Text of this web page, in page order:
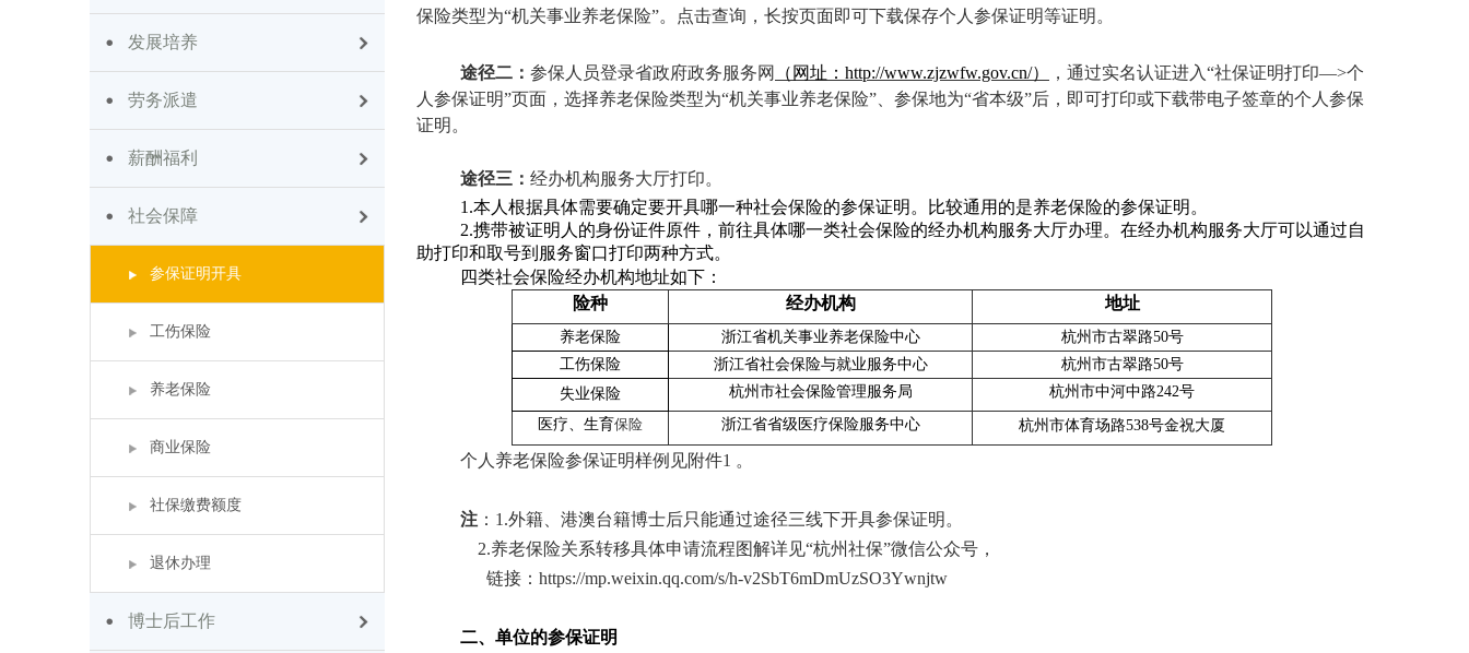
发展培养
劳务派遣
薪酬福利
社会保障
参保证明开具
工伤保险
养老保险
商业保险
社保缴费额度
退休办理
博士后工作
保险类型为“机关事业养老保险”。点击查询，长按页面即可下载保存个人参保证明等证明。
途径二： 参保人员登录省政府政务服务网 （ 网址： http://www.zjzwfw.gov.cn/） ，通过实名认证进入“社保证明打印—>个
人参保证明”页面， 选择养老保险类型为“机关事业养老保险”、参保地为“省本级”后 ，即可打印或下载带电子签章的个人参保
证明。
途径三： 经办机构服务大厅打印。
1.本人根据具体需要确定要开具哪一种社会保险的参保证明。比较通用的是养老保险的参保证明。
2.携带被证明人的身份证件原件，前往具体哪一类社会保险的经办机构服务大厅办理。在经办机构服务大厅可以通过自
助打印和取号到服务窗口打印两种方式。
四类社会保险经办机构地址如下：
险种
经办机构 地址
养老保险 浙江省机关事业养老保险中心 杭州市古翠路50号
工伤保险
浙江省社会保险与就业服务中心 杭州市古翠路50号
失业保险
杭州市社会保险管理服务局
杭州市中河中路242号
医疗、生育保险 浙江省省级医疗保险服务中心 杭州市体育场路538号金祝大厦
个人养老保险参保证明样例见附件1 。
注 ：1.外籍、港澳台籍博士后只能通过途径三线下开具参保证明。
2.养老保险关系转移具体申请流程图解详见“杭州社保”微信公众号，
链接：https://mp.weixin.qq.com/s/h-v2SbT6mDmUzSO3Ywnjtw
二、单位的参保证明